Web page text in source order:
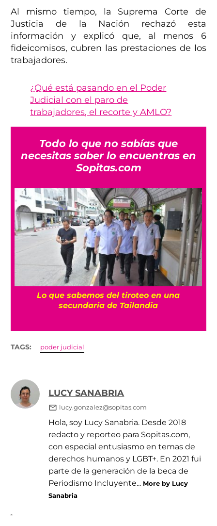
Al mismo tiempo, la Suprema Corte de
Justicia de la Nación rechazó esta
información y explicó que, al menos 6
fideicomisos, cubren las prestaciones de los
trabajadores.
¿Qué está pasando en el Poder
Judicial con el paro de
trabajadores, el recorte y AMLO?
Todo lo que no sabías que
necesitas saber lo encuentras en
Sopitas.com
Lo que sabemos del tiroteo en una
secundaria de Tailandia
TAGS: poder judicial
LUCY SANABRIA
lucy.gonzalez@sopitas.com
Hola, soy Lucy Sanabria. Desde 2018
redacto y reporteo para Sopitas.com,
con especial entusiasmo en temas de
derechos humanos y LGBT+. En 2021 fui
parte de la generación de la beca de
Periodismo Incluyente... More by Lucy
Sanabria